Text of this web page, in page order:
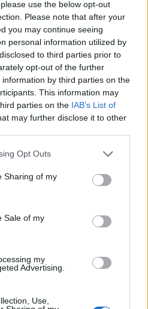
use the below opt-out
Please note that after your
you may continue seeing
personal information utilized by
to third parties prior to
opt-out of the further
by third parties on the
This information may
parties on the IAB’s List of
may further disclose it to other
app uses one or more Google
behaviour. You may click to
and its third-party tags to
purposes in below Google
Opt Outs
Sharing of my
Sale of my
my
Advertising.
Use,
μέλος της Πολιτικής
Επιτροπής, καθώς και
Συμμαχία. Αυτή η
αποχώρηση από τους
λαϊκή κυριαρχία
αλλά δηλώνει την
σ’ αυτούς από όποια
και πρόσφορη.